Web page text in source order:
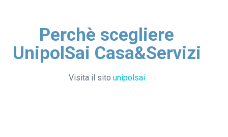
Perchè scegliere
UnipolSai Casa&Servizi
Visita il sito unipolsai